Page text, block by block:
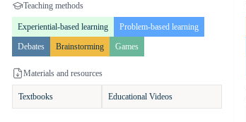
Teaching methods
Experiential-based learning
Problem-based learning
Debates
Brainstorming Games
Materials and resources
Textbooks Educational Videos